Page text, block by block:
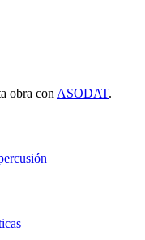
obra con ASODAT.